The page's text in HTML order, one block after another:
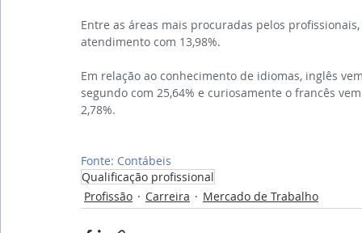
Entre as áreas mais procuradas pelos
atendimento com 13,98%.
Em relação ao conhecimento de idiomas, inglês
segundo com 25,64% e curiosamente o francês
2,78%.
Fonte: Contábeis
Qualificação profissional
Profissão
Carreira Mercado de Trabalho